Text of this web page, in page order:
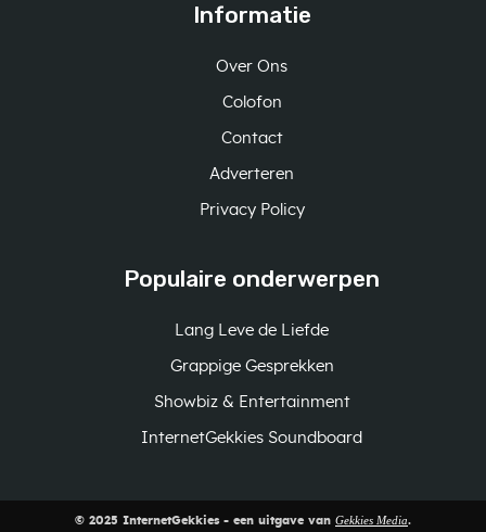
Informatie
Over Ons
Colofon
Contact
Adverteren
Privacy Policy
Populaire onderwerpen
Lang Leve de Liefde
Grappige Gesprekken
Showbiz & Entertainment
InternetGekkies Soundboard
© 2025 InternetGekkies - een uitgave van Gekkies Media.